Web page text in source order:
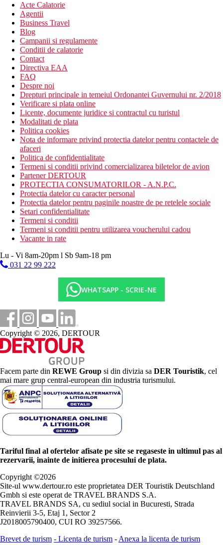
Acte Calatorie
Agentii
Business Travel
Blog
Campanii si regulamente
Conditii de calatorie
Contact
Directiva EAA
FAQ
Despre noi
Drepturi principale in temeiul Ordonantei Guvernului nr. 2/2018
Verificare si plata online
Licente, documente juridice si contractul cu turistul
Modalitati de plata
Politica cookies
Nota de informare privind protectia datelor pentru contactele de
afaceri
Politica de confidentialitate
Termeni si conditii privind comercializarea biletelor de avion
Partener DERTOUR
PROTECTIA CONSUMATORILOR - A.N.P.C.
Protectia datelor cu caracter personal
Protectia datelor pentru paginile noastre de pe retelele sociale
Setari confidentialitate
Termeni si conditii
Termeni si conditii pentru utilizarea voucherului cadou
Vacante in rate
Lu - Vi 8am-20pm l Sb 9am-18 pm
031 22 99 222
WHATSAPP - SCRIE-NE
Copyright © 2026, DERTOUR
Facem parte din REWE Group si din divizia sa DER Touristik, cel
mai mare grup central-european din industria turismului.
Tariful final al ofertelor afisate pe site se regaseste in ultimul pas al
rezervarii, inainte de initierea procesului de plata.
Copyright ©2026
Site-ul www.dertour.ro este proprietatea DER Touristik Deutschland
Gmbh si este operat de TRAVEL BRANDS S.A.
TRAVEL BRANDS SA, cu sediul social in Bucuresti, Strada
Reinvierii 3-5, Etaj 1, Sector 2
J2018005790400, CUI RO 39257566.
Brevet de turism - Licenta de turism - Anexa la licenta de turism